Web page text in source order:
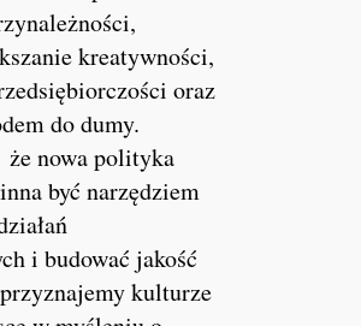
kreatywności,
oraz
do dumy.
nowa polityka
być narzędziem
i budować jakość
kulturze